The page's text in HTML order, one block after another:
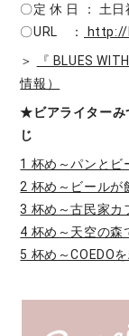
〇定 休 日 ： 土日
〇URL ：
＞
『 BLUES
情報）
★ビアライターみ
じ
1 杯め～パンとビ
2 杯め～ビールが
3 杯め～古民家カ
4 杯め～天空の森
5 杯め～COEDO